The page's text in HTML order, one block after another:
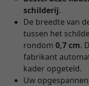
schilderij.
De breedte van
tussen het
rondom 0,7 cm.
fabrikant
kader opgeteld.
Uw